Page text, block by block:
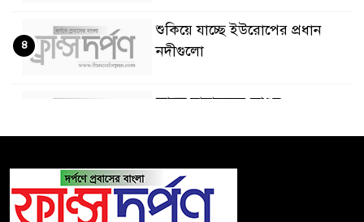
শুকিয়ে যাচ্ছে ইউরোপের প্রধান
নদীগুলো
৪
ফ্রান্সে দাবানলের তাণ্ডব
আতুকুড়া-সুবিদপুর শিক্ষা কল্যাণ
সমিতির উদ্যোগে মা সমাবেশ
৬